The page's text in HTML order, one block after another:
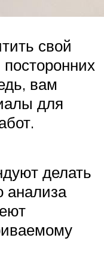
свой
вам
для
делать
анализа